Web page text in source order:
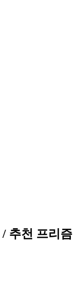
/ 추천 프리즘